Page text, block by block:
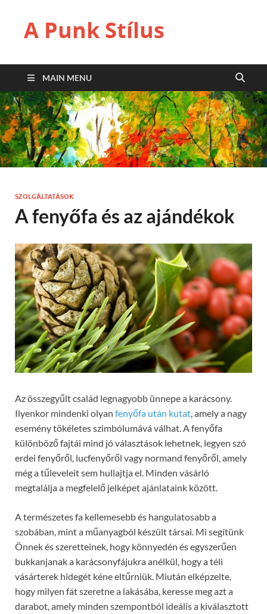
A Punk Stílus
MAIN MENU
SZOLGÁLTATÁSOK
A fenyőfa és az ajándékok
Az összegyűlt család legnagyobb ünnepe a karácsony.
Ilyenkor mindenki olyan fenyőfa után kutat , amely a nagy
esemény tökéletes szimbólumává válhat. A fenyőfa
különböző fajtái mind jó választások lehetnek, legyen szó
erdei fenyőről, lucfenyőről vagy normand fenyőről, amely
még a tűleveleit sem hullajtja el. Minden vásárló
megtalálja a megfelelő jelképet ajánlataink között.
A természetes fa kellemesebb és hangulatosabb a
szobában, mint a műanyagból készült társai. Mi segítünk
Önnek és szeretteinek, hogy könnyedén és egyszerűen
bukkanjanak a karácsonyfájukra anélkül, hogy a téli
vásárterek hidegét kéne eltűrniük. Miután elképzelte,
hogy milyen fát szeretne a lakásába, keresse meg azt a
darabot, amely minden szempontból ideális a kiválasztott